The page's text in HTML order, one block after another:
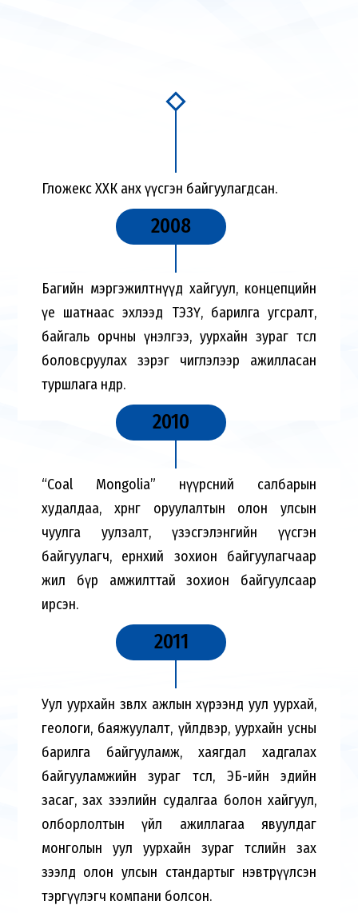
Гложекс ХХК анх үүсгэн байгуулагдсан.
2008
Багийн мэргэжилтнүүд хайгуул, концепцийн
үе шатнаас эхлээд ТЭЗҮ, барилга угсралт,
байгаль орчны үнэлгээ, уурхайн зураг төсөл
боловсруулах зэрэг чиглэлээр ажилласан
туршлага өндөр.
2010
“Coal Mongolia” нүүрсний салбарын
худалдаа, хөрөнгө оруулалтын олон улсын
чуулга уулзалт, үзэсгэлэнгийн үүсгэн
байгуулагч, ерөнхий зохион байгуулагчаар
жил бүр амжилттай зохион байгуулсаар
ирсэн.
2011
Уул уурхайн зөвлөх ажлын хүрээнд уул уурхай,
геологи, баяжуулалт, үйлдвэр, уурхайн усны
барилга байгууламж, хаягдал хадгалах
байгууламжийн зураг төсөл, ЭБ-ийн эдийн
засаг, зах зээлийн судалгаа болон хайгуул,
олборлолтын үйл ажиллагаа явуулдаг
монголын уул уурхайн зураг төслийн зах
зээлд олон улсын стандартыг нэвтрүүлсэн
тэргүүлэгч компани болсон.